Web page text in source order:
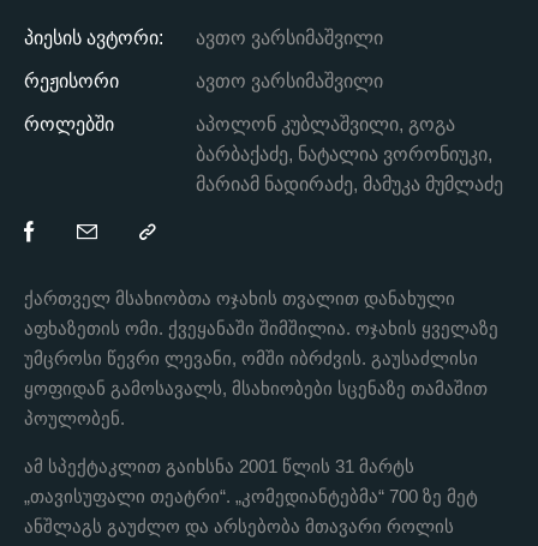
პიესის ავტორი: ავთო ვარსიმაშვილი
რეჟისორი ავთო ვარსიმაშვილი
როლებში
აპოლონ კუბლაშვილი, გოგა
ბარბაქაძე, ნატალია ვორონიუკი,
მარიამ ნადირაძე, მამუკა მუმლაძე
ქართველ მსახიობთა ოჯახის თვალით დანახული
აფხაზეთის ომი. ქვეყანაში შიმშილია. ოჯახის ყველაზე
უმცროსი წევრი ლევანი, ომში იბრძვის. გაუსაძლისი
ყოფიდან გამოსავალს, მსახიობები სცენაზე თამაშით
პოულობენ.
ამ სპექტაკლით გაიხსნა 2001 წლის 31 მარტს
„თავისუფალი თეატრი“. „კომედიანტებმა“ 700 ზე მეტ
ანშლაგს გაუძლო და არსებობა მთავარი როლის